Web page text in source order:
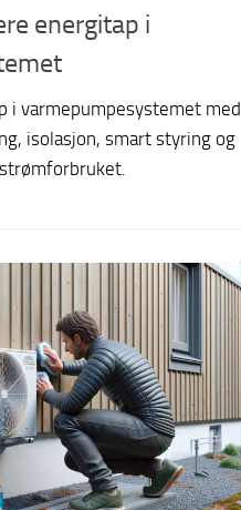
energitap i
i varmepumpesystemet med
isolasjon, smart styring og